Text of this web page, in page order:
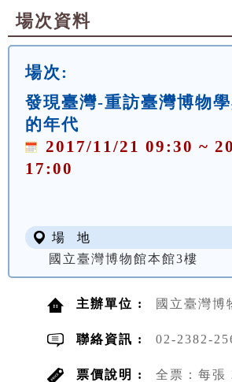
場次資料
場次:
發現臺灣-重訪臺灣博物
的年代
2017/11/21 09:30 ~
17:00
場 地
國立臺灣博物館本館3樓
主辦單位 : 國立臺灣博
聯絡資訊 : 02-2382-
票價說明 :
全票：每張